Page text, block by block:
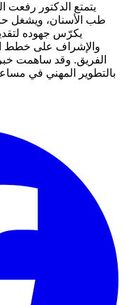
طب الأسنان، ويشغل
والإشراف على خطط
الفريق. وقد ساهمت
بالتطوير المهني في